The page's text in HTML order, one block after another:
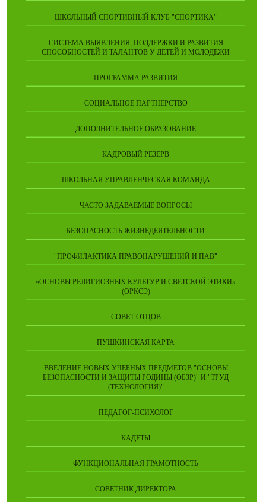
ШКОЛЬНЫЙ СПОРТИВНЫЙ КЛУБ "СПОРТИКА"
СИСТЕМА ВЫЯВЛЕНИЯ, ПОДДЕРЖКИ И РАЗВИТИЯ
СПОСОБНОСТЕЙ И ТАЛАНТОВ У ДЕТЕЙ И МОЛОДЕЖИ
ПРОГРАММА РАЗВИТИЯ
СОЦИАЛЬНОЕ ПАРТНЕРСТВО
ДОПОЛНИТЕЛЬНОЕ ОБРАЗОВАНИЕ
КАДРОВЫЙ РЕЗЕРВ
ШКОЛЬНАЯ УПРАВЛЕНЧЕСКАЯ КОМАНДА
ЧАСТО ЗАДАВАЕМЫЕ ВОПРОСЫ
БЕЗОПАСНОСТЬ ЖИЗНЕДЕЯТЕЛЬНОСТИ
"ПРОФИЛАКТИКА ПРАВОНАРУШЕНИЙ И ПАВ"
«ОСНОВЫ РЕЛИГИОЗНЫХ КУЛЬТУР И СВЕТСКОЙ ЭТИКИ»
(ОРКСЭ)
СОВЕТ ОТЦОВ
ПУШКИНСКАЯ КАРТА
ВВЕДЕНИЕ НОВЫХ УЧЕБНЫХ ПРЕДМЕТОВ "ОСНОВЫ
БЕЗОПАСНОСТИ И ЗАЩИТЫ РОДИНЫ (ОБЗР)" И "ТРУД
(ТЕХНОЛОГИЯ)"
ПЕДАГОГ-ПСИХОЛОГ
КАДЕТЫ
ФУНКЦИОНАЛЬНАЯ ГРАМОТНОСТЬ
СОВЕТНИК ДИРЕКТОРА